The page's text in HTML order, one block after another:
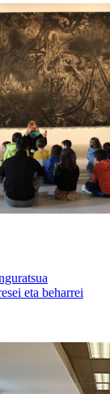
eta beharrei